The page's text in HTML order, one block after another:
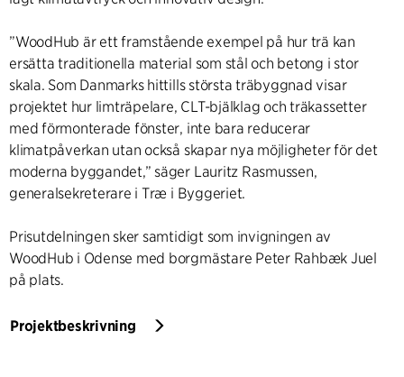
”WoodHub är ett framstående exempel på hur trä kan
ersätta traditionella material som stål och betong i stor
skala. Som Danmarks hittills största träbyggnad visar
projektet hur limträpelare, CLT-bjälklag och träkassetter
med förmonterade fönster, inte bara reducerar
klimatpåverkan utan också skapar nya möjligheter för det
moderna byggandet,” säger Lauritz Rasmussen,
generalsekreterare i Træ i Byggeriet.
Prisutdelningen sker samtidigt som invigningen av
WoodHub i Odense med borgmästare Peter Rahbæk Juel
på plats.
Projektbeskrivning